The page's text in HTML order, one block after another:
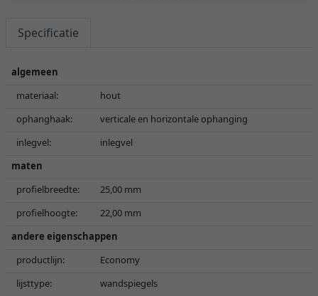
Specificatie
algemeen
materiaal:
hout
ophanghaak:
verticale en horizontale ophanging
inlegvel:
inlegvel
maten
profielbreedte:
25,00 mm
profielhoogte:
22,00 mm
andere eigenschappen
productlijn:
Economy
lijsttype:
wandspiegels